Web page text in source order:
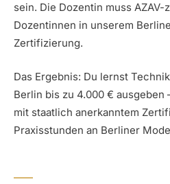
sein. Die Dozentin muss
Dozentinnen in unserem
Zertifizierung.
Das Ergebnis: Du lernst
Berlin bis zu 4.000 €
mit staatlich anerkanntem
Praxisstunden an Berliner